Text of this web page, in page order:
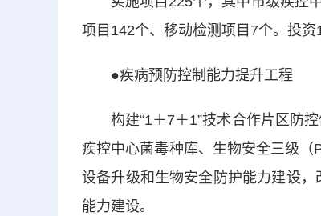
项目142个、移动检测项目7个。投资
●疾病预防控制能力提升工程
构建“1＋7＋1”技术合作片区防控
疾控中心菌毒种库、生物安全三级
设备升级和生物安全防护能力建设
能力建设。